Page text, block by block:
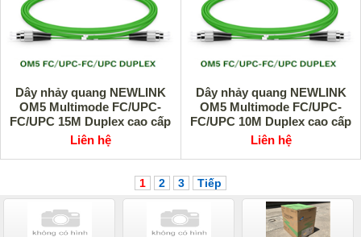
Dây nhảy quang NEWLINK
OM5 Multimode FC/UPC-
FC/UPC 15M Duplex cao cấp
Liên hệ
Dây nhảy quang NEWLINK
OM5 Multimode FC/UPC-
FC/UPC 10M Duplex cao cấp
Liên hệ
1 2 3 Tiếp